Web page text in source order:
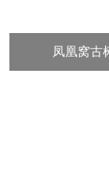
凤凰窝古